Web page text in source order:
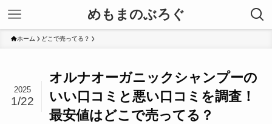
めもまのぶろぐ
ホーム どこで売ってる？
オルナオーガニックシャンプーの
いい口コミと悪い口コミを調査！
最安値はどこで売ってる？
2025
1/22